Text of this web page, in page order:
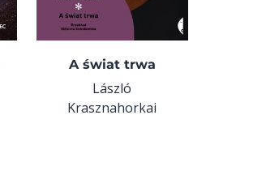
A świat trwa
László
Krasznahorkai